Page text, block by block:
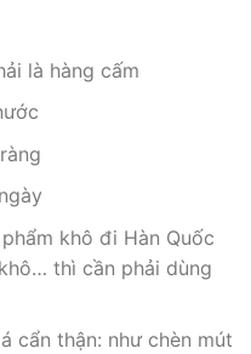
là hàng cấm
khô đi Hàn Quốc
thì cần phải dùng
cẩn thận: như chèn mút